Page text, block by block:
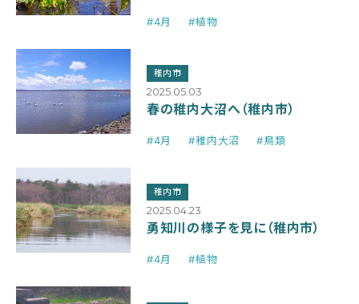
#4月 #植物
稚内市
2025.05.03
春の稚内大沼へ（稚内市）
#4月 #稚内大沼 #鳥類
稚内市
2025.04.23
勇知川の様子を見に（稚内市）
#4月 #植物